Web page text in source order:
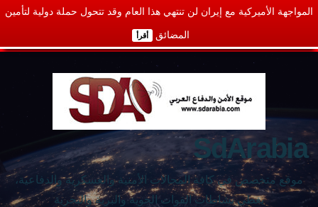
المواجهة الأميركية مع إيران لن تنتهي هذا العام وقد تتحول حملة دولية لتأمين
المضائق أقرأ
SdArabia
موقع متخصص في كافة المجالات الأمنية والعسكرية والدفاعية،
يغطي نشاطات القوات الجوية والبرية والبحرية